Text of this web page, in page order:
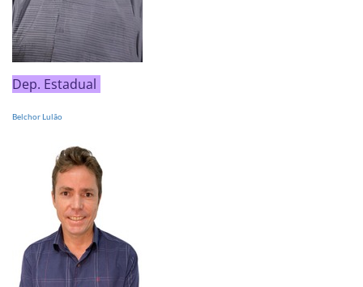
Dep. Estadual
Belchor Lulão